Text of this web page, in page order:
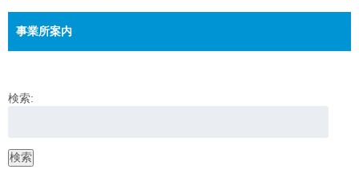
事業所案内
検索:
検索